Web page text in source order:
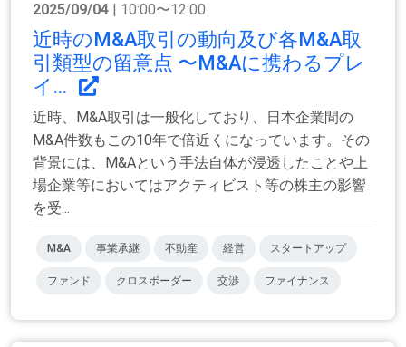
2025/09/04 | 10:00〜12:00
近時のM&A取引の動向及び各M&A取
引類型の留意点 〜M&Aに携わるプレ
イ...
近時、M&A取引は一般化しており、日本企業間の
M&A件数もこの10年で倍近くになっています。その
背景には、M&Aという手法自体が浸透したことや上
場企業等においてはアクティビスト等の株主の影響
を受...
M&A 事業承継 不動産 経営 スタートアップ
ファンド クロスボーダー 交渉 ファイナンス